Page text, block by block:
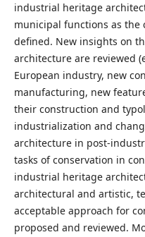
industrial heritage
municipal functions as the
defined. New insights on
architecture are reviewed
European industry, new
manufacturing, new
their construction and
industrialization and
architecture in post-
tasks of conservation in
industrial heritage
architectural and artistic,
acceptable approach for
proposed and reviewed.